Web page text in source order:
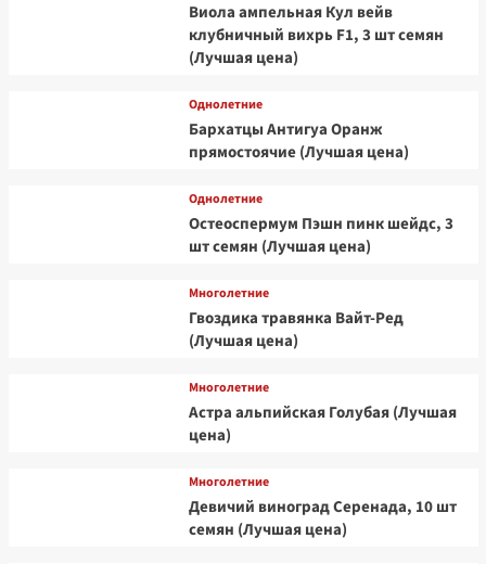
Виола ампельная Кул вейв
клубничный вихрь F1, 3 шт семян
(Лучшая цена)
Однолетние
Бархатцы Антигуа Оранж
прямостоячие (Лучшая цена)
Однолетние
Остеоспермум Пэшн пинк шейдс, 3
шт семян (Лучшая цена)
Многолетние
Гвоздика травянка Вайт-Ред
(Лучшая цена)
Многолетние
Астра альпийская Голубая (Лучшая
цена)
Многолетние
Девичий виноград Серенада, 10 шт
семян (Лучшая цена)